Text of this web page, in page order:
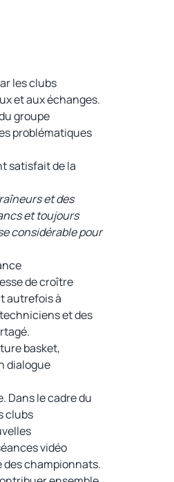
les clubs
et aux échanges.
groupe
problématiques
satisfait de la
et des
et toujours
considérable pour
de croître
autrefois à
et des
basket,
dialogue
Dans le cadre du
clubs
vidéo
championnats.